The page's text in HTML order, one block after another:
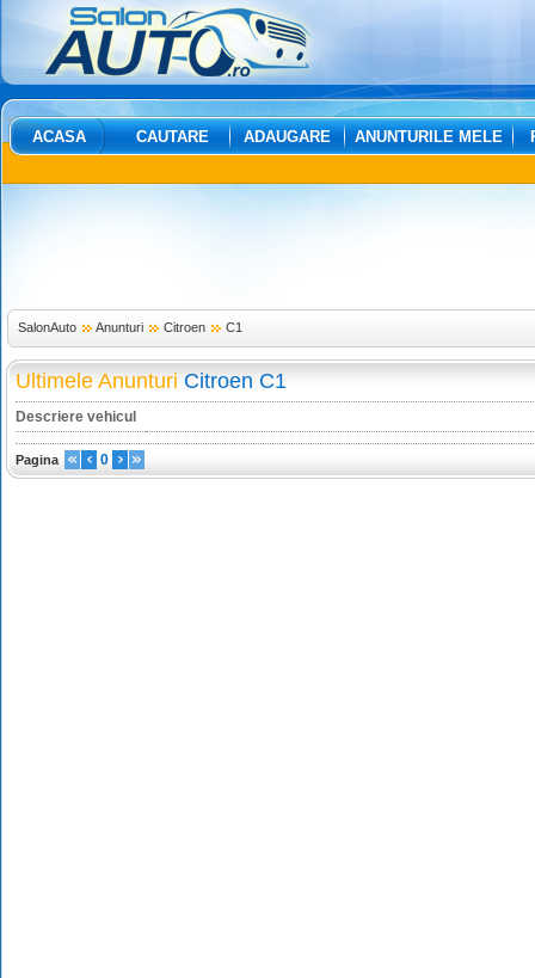
ACASA CAUTARE ADAUGARE ANUNTURILE MELE
SalonAuto Anunturi Citroen C1
Ultimele Anunturi Citroen C1
Descriere vehicul
Pagina 0